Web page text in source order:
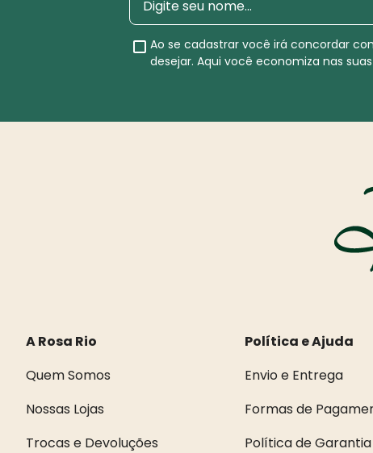
Ao se cadastrar você irá concordar
desejar. Aqui você economiza nas
A Rosa Rio
Quem Somos
Nossas Lojas
Trocas e Devoluções
Política e Ajuda
Envio e Entrega
Formas de
Política de Garantia